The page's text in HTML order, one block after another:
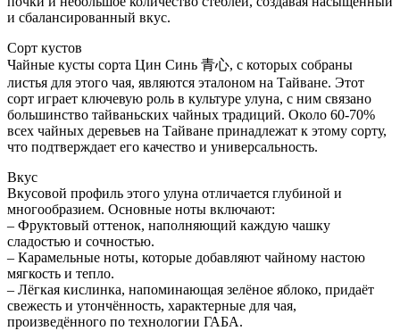
и сбалансированный вкус.
Сорт кустов
Чайные кусты сорта Цин Синь 青心, с которых собраны
листья для этого чая, являются эталоном на Тайване. Этот
сорт играет ключевую роль в культуре улуна, с ним связано
большинство тайваньских чайных традиций. Около 60-70%
всех чайных деревьев на Тайване принадлежат к этому сорту,
что подтверждает его качество и универсальность.
Вкус
Вкусовой профиль этого улуна отличается глубиной и
многообразием. Основные ноты включают:
– Фруктовый оттенок, наполняющий каждую чашку
сладостью и сочностью.
– Карамельные ноты, которые добавляют чайному настою
мягкость и тепло.
– Лёгкая кислинка, напоминающая зелёное яблоко, придаёт
свежесть и утончённость, характерные для чая,
произведённого по технологии ГАБА.